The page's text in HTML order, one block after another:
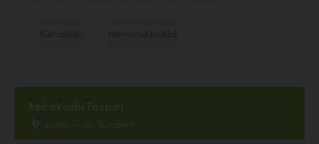
Koirakoulu Tassuri
Linnainmaa, Tampere